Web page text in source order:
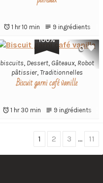
1 hr 10 min 9 ingrédients
100%
0
biscuits, Dessert, Gâteaux, Robot
pâtissier,Traditionnelles
Biscuit garni café vanille
1 hr 30 min 9 ingrédients
1 2 3 … 11